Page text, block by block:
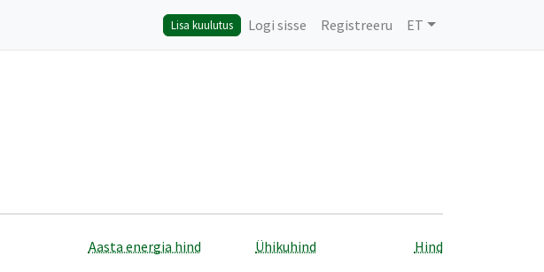
Lisa kuulutus Logi sisse Registreeru ET
Aasta energia hind Ühikuhind Hind